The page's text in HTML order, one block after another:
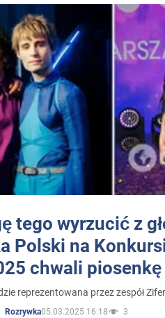
tego wyrzucić z
Polski na
chwali
reprezentowana przez zespół
Rozrywka05.03.2025 16:18 3